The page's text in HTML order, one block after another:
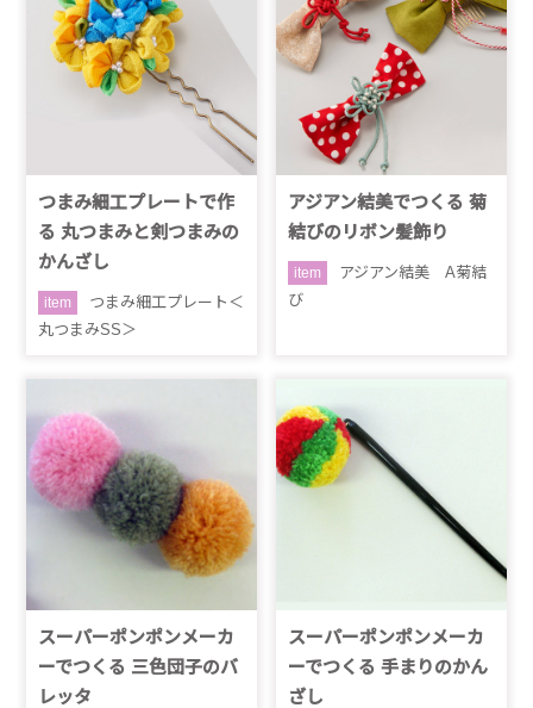
つまみ細工プレートで作
る 丸つまみと剣つまみの
かんざし
item
つまみ細工プレート＜
丸つまみSS＞
アジアン結美でつくる 菊
結びのリボン髪飾り
item
アジアン結美 A菊結
び
スーパーポンポンメーカ
ーでつくる 三色団子のバ
レッタ
スーパーポンポンメーカ
ーでつくる 手まりのかん
ざし